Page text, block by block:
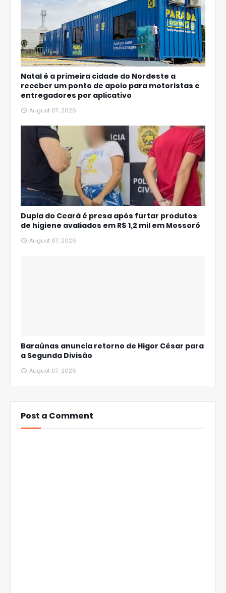
Natal é a primeira cidade do Nordeste a
receber um ponto de apoio para motoristas e
entregadores por aplicativo
August 07, 2026
Dupla do Ceará é presa após furtar produtos
de higiene avaliados em R$ 1,2 mil em Mossoró
August 07, 2026
Baraúnas anuncia retorno de Higor César para
a Segunda Divisão
August 07, 2026
Post a Comment